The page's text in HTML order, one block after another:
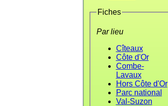
Fiches
Par lieu
Cîteaux
Côte d'Or
Combe-
Lavaux
Hors Côte d'Or
Parc national
Val-Suzon